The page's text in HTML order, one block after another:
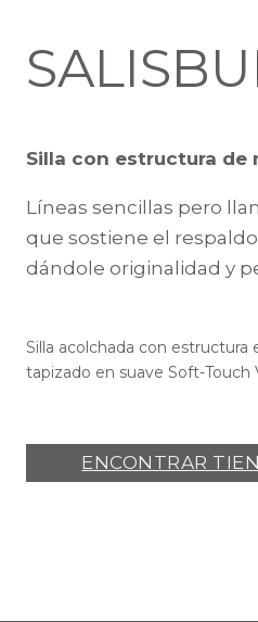
Silla con estructura de
Líneas sencillas pero
que sostiene el
dándole originalidad y
Silla acolchada con
tapizado en suave Soft-Touch
ENCONTRAR